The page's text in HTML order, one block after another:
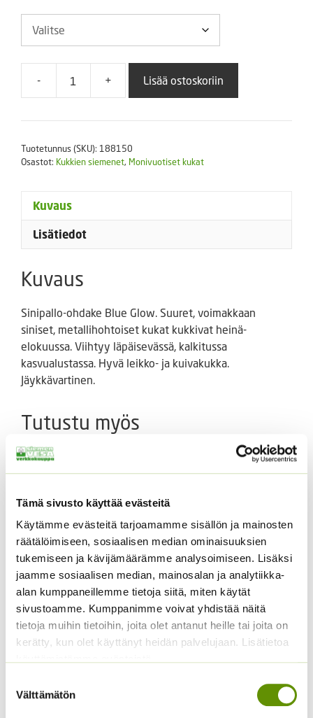
Tämä sivusto käyttää evästeitä
Käytämme evästeitä tarjoamamme sisällön ja mainosten
räätälöimiseen, sosiaalisen median ominaisuuksien
tukemiseen ja kävijämäärämme analysoimiseen. Lisäksi
jaamme sosiaalisen median, mainosalan ja analytiikka-
alan kumppaneillemme tietoja siitä, miten käytät
sivustoamme. Kumppanimme voivat yhdistää näitä
tietoja muihin tietoihin, joita olet antanut heille tai joita on
kerätty, kun olet käyttänyt heidän palvelujaan. Lisätietoa
valinta
Välttämätön
-
Sinipallo-
Blue
määrä
+ Lisää ostoskoriin
Tuotetunnus (SKU): 188150
Osastot: Kukkien siemenet, Monivuotiset kukat
Kuvaus
Lisätiedot
Kuvaus
Sinipallo-ohdake Blue Glow. Suuret, voimakkaan
siniset, metallihohtoiset kukat kukkivat heinä-
elokuussa. Viihtyy läpäisevässä, kalkitussa
kasvualustassa. Hyvä leikko- ja kuivakukka.
Jäykkävartinen.
Tutustu myös
Loistosädekukka
Arizona Red Shades
5,00€ Sisältää arvonlisäveron
Kivikkosuopayrtti
3,00 € – 5,25€Hintaluokka:
3,00 €
arvonlisäveron